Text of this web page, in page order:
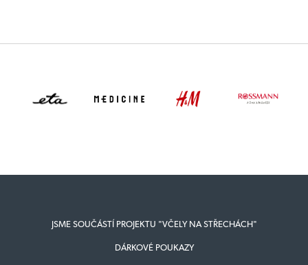
JSME SOUČÁSTÍ PROJEKTU "VČELY NA STŘECHÁCH"
DÁRKOVÉ POUKAZY